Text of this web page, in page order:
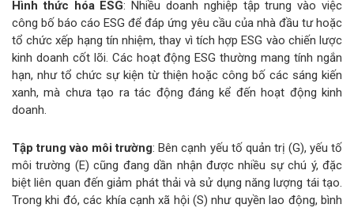
Hình thức hóa ESG: Nhiều doanh nghiệp tập trung vào việc
công bố báo cáo ESG để đáp ứng yêu cầu của nhà đầu tư hoặc
tổ chức xếp hạng tín nhiệm, thay vì tích hợp ESG vào chiến lược
kinh doanh cốt lõi. Các hoạt động ESG thường mang tính ngắn
hạn, như tổ chức sự kiện từ thiện hoặc công bố các sáng kiến
xanh, mà chưa tạo ra tác động đáng kể đến hoạt động kinh
doanh.
Tập trung vào môi trường: Bên cạnh yếu tố quản trị (G), yếu tố
môi trường (E) cũng đang dần nhận được nhiều sự chú ý, đặc
biệt liên quan đến giảm phát thải và sử dụng năng lượng tái tạo.
Trong khi đó, các khía cạnh xã hội (S) như quyền lao động, bình